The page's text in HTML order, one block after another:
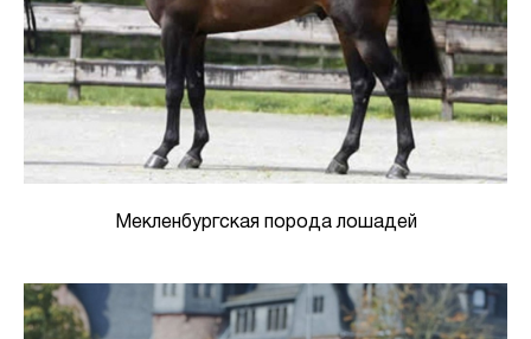
Мекленбургская порода лошадей